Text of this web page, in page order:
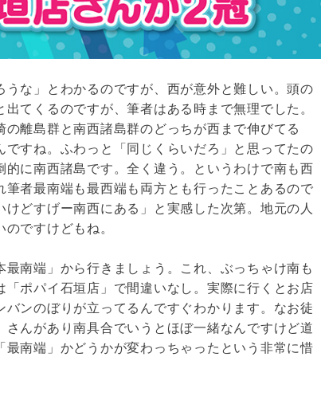
な」とわかるのですが、西が意外と難しい。頭の
てくるのですが、筆者はある時まで無理でした。
離島群と南西諸島群のどっちが西まで伸びてる
すね。ふわっと「同じくらいだろ」と思ってたの
に南西諸島です。全く違う。というわけで南も西
者最南端も最西端も両方とも行ったことあるので
どすげー南西にある」と実感した次第。地元の人
ですけどもね。
南端」から行きましょう。これ、ぶっちゃけ南も
ポパイ石垣店」で間違いなし。実際に行くとお店
ンのぼりが立ってるんですぐわかります。なお徒
んがあり南具合でいうとほぼ一緒なんですけど道
南端」かどうかが変わっちゃったという非常に惜